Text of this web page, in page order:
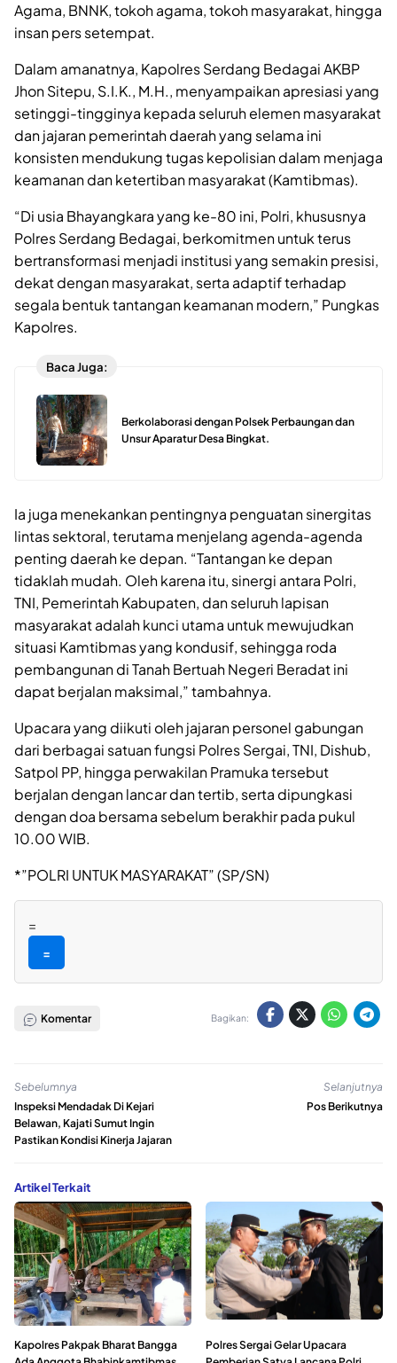
Agama, BNNK, tokoh agama, tokoh masyarakat, hingga
insan pers setempat.
Dalam amanatnya, Kapolres Serdang Bedagai AKBP
Jhon Sitepu, S.I.K., M.H., menyampaikan apresiasi yang
setinggi-tingginya kepada seluruh elemen masyarakat
dan jajaran pemerintah daerah yang selama ini
konsisten mendukung tugas kepolisian dalam menjaga
keamanan dan ketertiban masyarakat (Kamtibmas).
“Di usia Bhayangkara yang ke-80 ini, Polri, khususnya
Polres Serdang Bedagai, berkomitmen untuk terus
bertransformasi menjadi institusi yang semakin presisi,
dekat dengan masyarakat, serta adaptif terhadap
segala bentuk tantangan keamanan modern,” Pungkas
Kapolres.
Baca Juga:
Berkolaborasi dengan Polsek Perbaungan dan
Unsur Aparatur Desa Bingkat.
Ia juga menekankan pentingnya penguatan sinergitas
lintas sektoral, terutama menjelang agenda-agenda
penting daerah ke depan. “Tantangan ke depan
tidaklah mudah. Oleh karena itu, sinergi antara Polri,
TNI, Pemerintah Kabupaten, dan seluruh lapisan
masyarakat adalah kunci utama untuk mewujudkan
situasi Kamtibmas yang kondusif, sehingga roda
pembangunan di Tanah Bertuah Negeri Beradat ini
dapat berjalan maksimal,” tambahnya.
Upacara yang diikuti oleh jajaran personel gabungan
dari berbagai satuan fungsi Polres Sergai, TNI, Dishub,
Satpol PP, hingga perwakilan Pramuka tersebut
berjalan dengan lancar dan tertib, serta dipungkasi
dengan doa bersama sebelum berakhir pada pukul
10.00 WIB.
*”POLRI UNTUK MASYARAKAT” (SP/SN)
=
=
Komentar Bagikan:
Sebelumnya
Inspeksi Mendadak Di Kejari
Belawan, Kajati Sumut Ingin
Pastikan Kondisi Kinerja Jajaran
Selanjutnya
Pos Berikutnya
Artikel Terkait
Kapolres Pakpak Bharat Bangga
Polres Sergai Gelar Upacara